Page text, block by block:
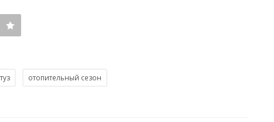
отопительный сезон